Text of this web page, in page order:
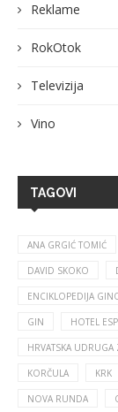
Reklame
RokOtok
Televizija
Vino
TAGOVI
ANA GRGIĆ TOMIĆ
DAVID SKOKO
ENCIKLOPEDIJA
GIN HOTEL
HRVATSKA UDRUGA
KORČULA KRK
NOVA RUNDA